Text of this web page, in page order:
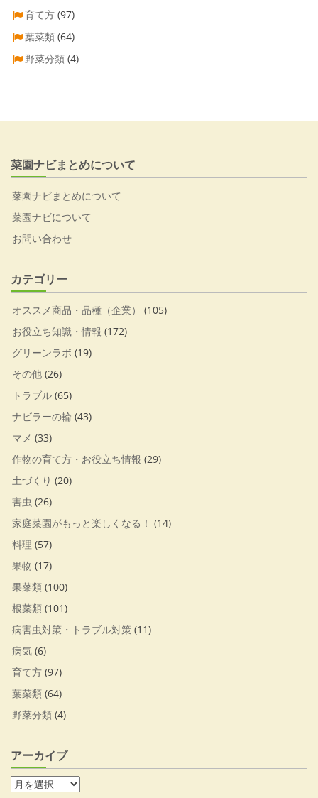
育て方 (97)
葉菜類 (64)
野菜分類 (4)
菜園ナビまとめについて
菜園ナビまとめについて
菜園ナビについて
お問い合わせ
カテゴリー
オススメ商品・品種（企業）
(105)
お役立ち知識・情報 (172)
グリーンラボ (19)
その他 (26)
トラブル (65)
ナビラーの輪 (43)
マメ (33)
作物の育て方・お役立ち情報 (29)
土づくり (20)
害虫 (26)
家庭菜園がもっと楽しくなる！ (14)
料理 (57)
果物 (17)
果菜類 (100)
根菜類 (101)
病害虫対策・トラブル対策 (11)
病気 (6)
育て方 (97)
葉菜類 (64)
野菜分類 (4)
アーカイブ